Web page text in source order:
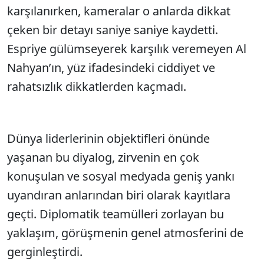
karşılanırken, kameralar o anlarda dikkat
çeken bir detayı saniye saniye kaydetti.
Espriye gülümseyerek karşılık veremeyen Al
Nahyan’ın, yüz ifadesindeki ciddiyet ve
rahatsızlık dikkatlerden kaçmadı.
Dünya liderlerinin objektifleri önünde
yaşanan bu diyalog, zirvenin en çok
konuşulan ve sosyal medyada geniş yankı
uyandıran anlarından biri olarak kayıtlara
geçti. Diplomatik teamülleri zorlayan bu
yaklaşım, görüşmenin genel atmosferini de
gerginleştirdi.